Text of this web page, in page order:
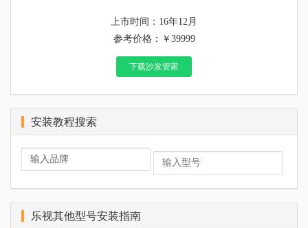
上市时间：16年12月
参考价格：￥39999
下载沙发管家
安装教程搜索
乐视其他型号安装指南